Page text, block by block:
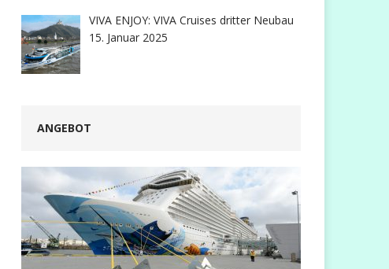
VIVA ENJOY: VIVA Cruises dritter Neubau
15. Januar 2025
ANGEBOT